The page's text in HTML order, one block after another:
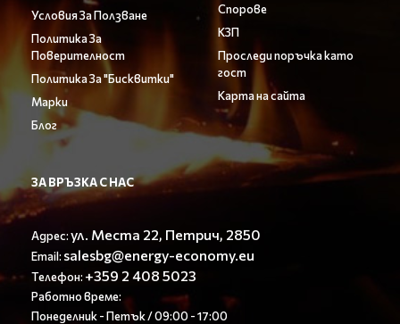
Условия За Ползване
Политика За
Поверителност
Политика За "Бисквитки"
Марки
Блог
Спорове
КЗП
Проследи поръчка като
гост
Карта на сайта
ЗА ВРЪЗКА С НАС
Адрес:ул. Места 22, Петрич, 2850
Email: salesbg@energy-economy.eu
Телефон: +359 2 408 5023
Работно време:
Понеделник - Петък / 09:00 - 17:00